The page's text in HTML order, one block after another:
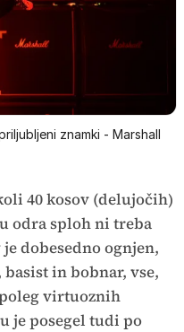
znamki - Marshall
40 kosov (delujočih)
odra sploh ni treba
dobesedno ognjen,
in bobnar, vse,
virtuoznih
je posegel tudi po